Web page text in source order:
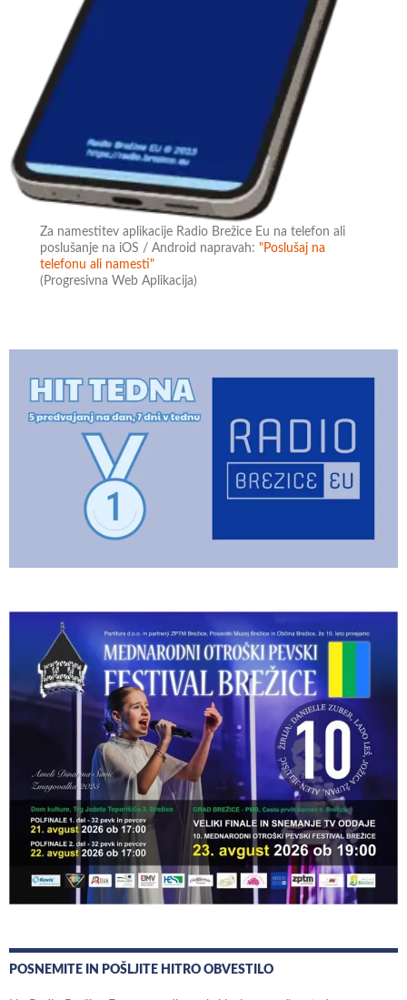
Za namestitev aplikacije Radio Brežice Eu na telefon ali
poslušanje na iOS / Android napravah:"Poslušaj na
telefonu ali namesti"
(Progresivna Web Aplikacija)
POSNEMITE IN POŠLJITE HITRO OBVESTILO